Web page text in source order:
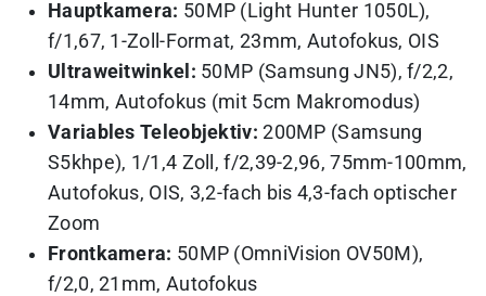
Hauptkamera: 50MP (Light Hunter 1050L),
f/1,67, 1-Zoll-Format, 23mm, Autofokus, OIS
Ultraweitwinkel: 50MP (Samsung JN5), f/2,2,
14mm, Autofokus (mit 5cm Makromodus)
Variables Teleobjektiv: 200MP (Samsung
S5khpe), 1/1,4 Zoll, f/2,39-2,96, 75mm-100mm,
Autofokus, OIS, 3,2-fach bis 4,3-fach optischer
Zoom
Frontkamera: 50MP (OmniVision OV50M),
f/2,0, 21mm, Autofokus